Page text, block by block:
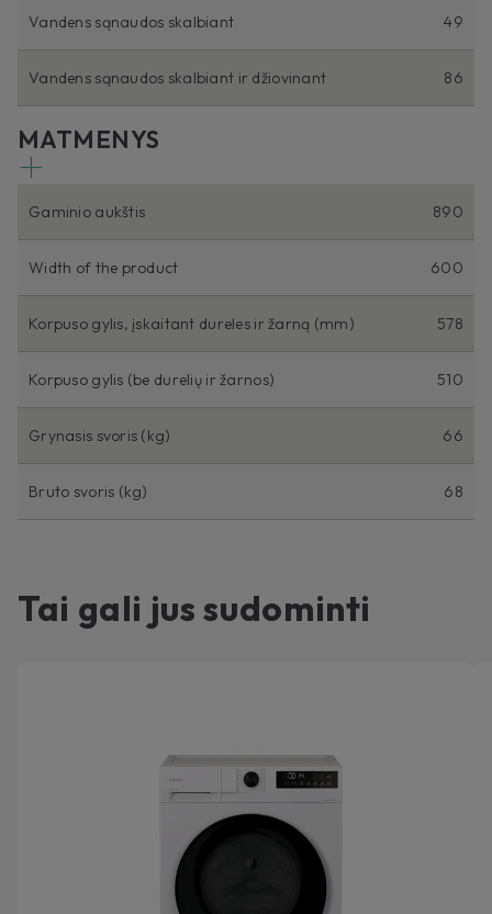
Vandens sąnaudos skalbiant 49
Vandens sąnaudos skalbiant ir džiovinant 86
MATMENYS
Gaminio aukštis 890
Width of the product 600
Korpuso gylis, įskaitant dureles ir žarną (mm) 578
Korpuso gylis (be durelių ir žarnos) 510
Grynasis svoris (kg) 66
Bruto svoris (kg) 68
Tai gali jus sudominti